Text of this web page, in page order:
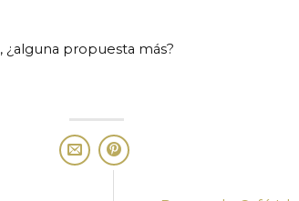
, ¿alguna propuesta más?